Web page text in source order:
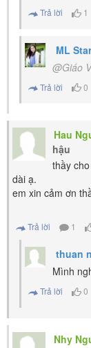
Trả lời 1
ML Star
@Giáo
Trả lời 0
Hau
hậu
thầy
dài ạ.
em xin cảm ơn
Trả lời 1
thuan
Mình
Trả lời 0
Nhy